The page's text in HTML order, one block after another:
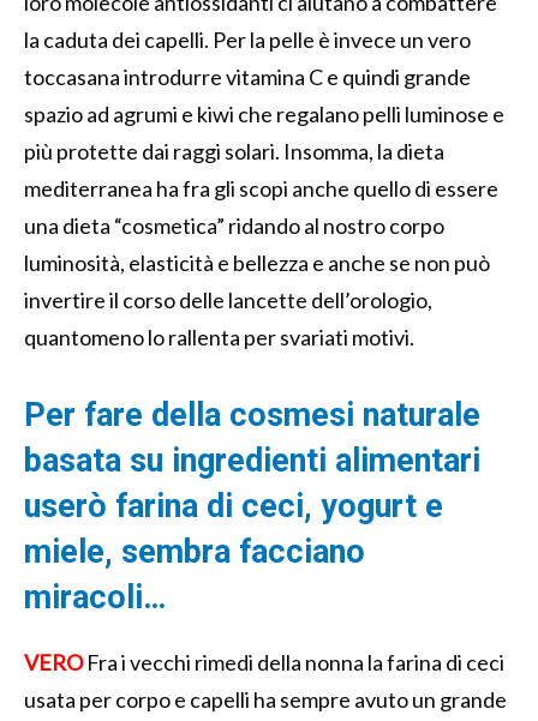
la caduta dei capelli. Per la pelle è invece un vero
toccasana introdurre vitamina C e quindi grande
spazio ad agrumi e kiwi che regalano pelli luminose e
più protette dai raggi solari. Insomma, la dieta
mediterranea ha fra gli scopi anche quello di essere
una dieta “cosmetica” ridando al nostro corpo
luminosità, elasticità e bellezza e anche se non può
invertire il corso delle lancette dell’orologio,
quantomeno lo rallenta per svariati motivi.
Per fare della cosmesi naturale
basata su ingredienti alimentari
userò farina di ceci, yogurt e
miele, sembra facciano
miracoli…
VEROFra i vecchi rimedi della nonna la farina di ceci
usata per corpo e capelli ha sempre avuto un grande